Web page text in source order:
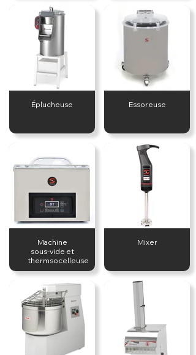
Éplucheuse Essoreuse
Machine
sous-vide et
thermsocelleuse
Mixer